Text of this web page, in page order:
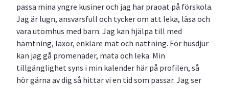
passa mina yngre kusiner och jag har praoat på förskola.
Jag är lugn, ansvarsfull och tycker om att leka, läsa och
vara utomhus med barn. Jag kan hjälpa till med
hämtning, läxor, enklare mat och nattning. För husdjur
kan jag gå promenader, mata och leka. Min
tillgänglighet syns i min kalender här på profilen, så
hör gärna av dig så hittar vi en tid som passar. Jag ser